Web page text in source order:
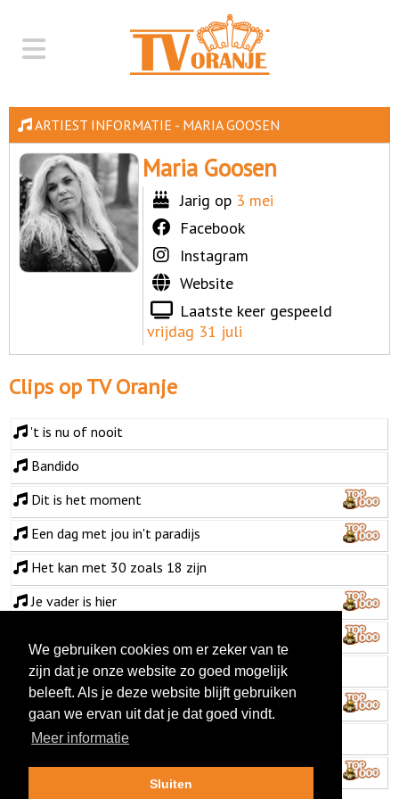
ARTIEST INFORMATIE - MARIA GOOSEN
Maria Goosen
Jarig op 3 mei
Facebook
Instagram
Website
Laatste keer gespeeld
vrijdag 31 juli
Clips op TV Oranje
't is nu of nooit
Bandido
Dit is het moment
Een dag met jou in't paradijs
Het kan met 30 zoals 18 zijn
Je vader is hier
Samen met jou
Tikkie verliefd
Waar ben je
Zweven op de wind
We gebruiken cookies om er zeker van te
zijn dat je onze website zo goed mogelijk
beleeft. Als je deze website blijft gebruiken
gaan we ervan uit dat je dat goed vindt.
Meer informatie
Sluiten